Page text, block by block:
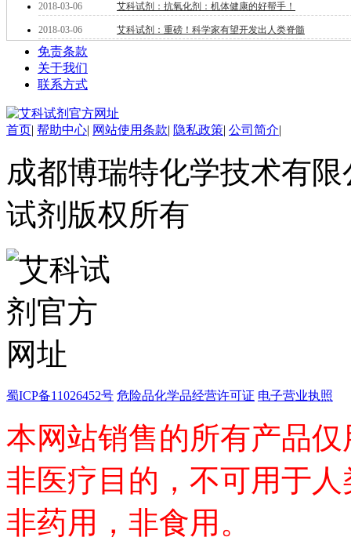
肟
芴
烯
硒
锡
锌
溴
盐
吲哚
油
锗
酯
脂
材料科学
替代能源
生物材料
金属和陶瓷科学
微米/纳米电子材
料
纳米材料
有机和印刷电子学
高分子科学
分析试剂
对照品
指示剂
染料中间体
染色剂
色谱试剂
分子筛
2018-03-06 艾科试剂：抗氧化剂：机体健康的好帮手！
2018-03-06 艾科试剂：重磅！科学家有望开发出人类脊髓
免责条款
关于我们
联系方式
首页| 帮助中心| 网站使用条款| 隐私政策| 公司简介|
成都博瑞特化学技术有
试剂版权所有
蜀ICP备11026452号 危险品化学品经营许可证 电子营业执照
本网站销售的所有产品
非医疗目的，不可用于
非药用，非食用。